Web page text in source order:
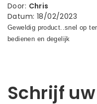
Door: Chris
Datum: 18/02/2023
Schrijf